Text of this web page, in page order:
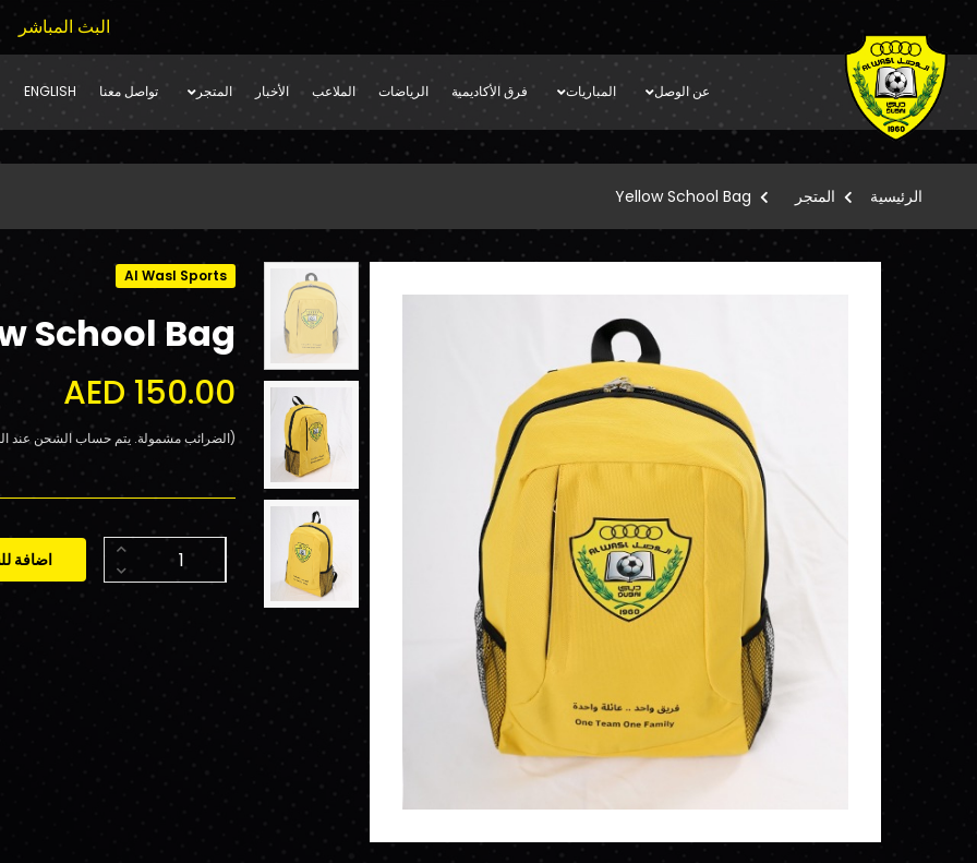
البث المباشر
عن الوصل المباريات فرق الأكاديمية الرياضات الملاعب الأخبار المتجر تواصل معنا ENGLISH
الرئيسية المتجر Yellow School Bag
Al Wasl Sports
School Bag
AED 150.00
(الضرائب مشمولة. يتم حساب الشحن عند
اضافة